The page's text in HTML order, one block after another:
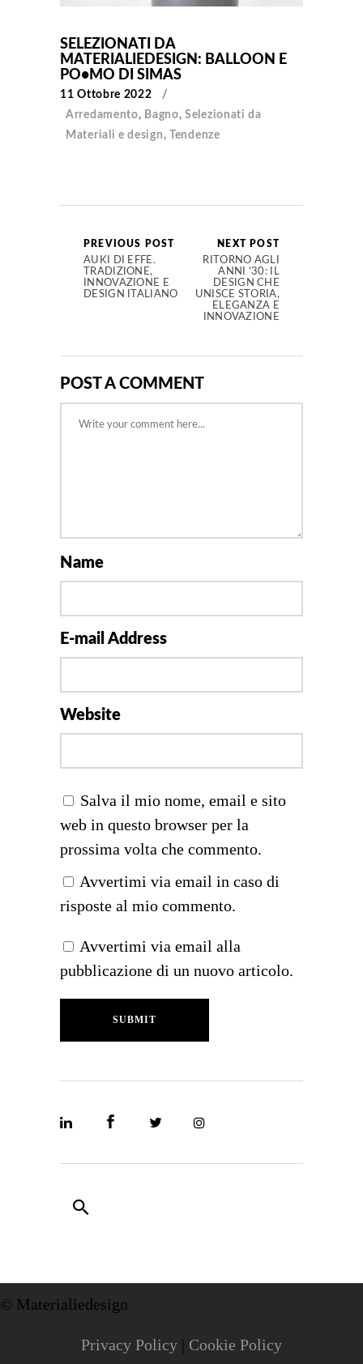
SELEZIONATI DA
MATERIALIEDESIGN: BALLOON E
PO•MO DI SIMAS
11 Ottobre 2022
Arredamento, Bagno,Selezionati da
Materiali e design, Tendenze
PREVIOUS POST
AUKI DI EFFE.
TRADIZIONE,
INNOVAZIONE E
DESIGN ITALIANO
NEXT POST
RITORNO AGLI
ANNI ’30: IL
DESIGN CHE
UNISCE STORIA,
ELEGANZA E
INNOVAZIONE
POST A COMMENT
Name
E-mail Address
Website
Salva il mio nome, email e sito
web in questo browser per la
prossima volta che commento.
Avvertimi via email in caso di
risposte al mio commento.
Avvertimi via email alla
pubblicazione di un nuovo articolo.
SUBMIT
© Materialiedesign
Privacy Policy Cookie Policy